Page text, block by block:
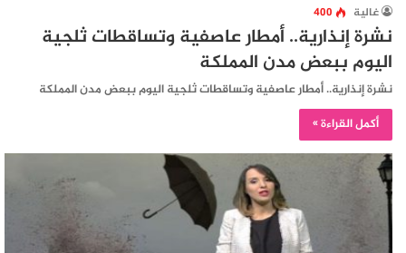
غالية 400
نشرة إنذارية.. أمطار عاصفية وتساقطات ثلجية
اليوم ببعض مدن المملكة
نشرة إنذارية.. أمطار عاصفية وتساقطات ثلجية اليوم ببعض مدن المملكة
أكمل القراءة »